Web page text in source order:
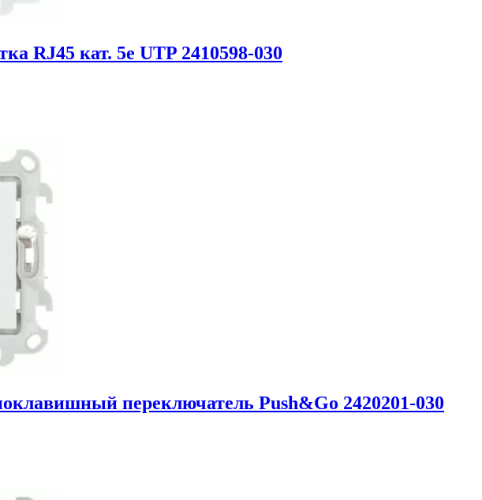
RJ45 кат. 5е UTP 2410598-030
переключатель Push&Go 2420201-030